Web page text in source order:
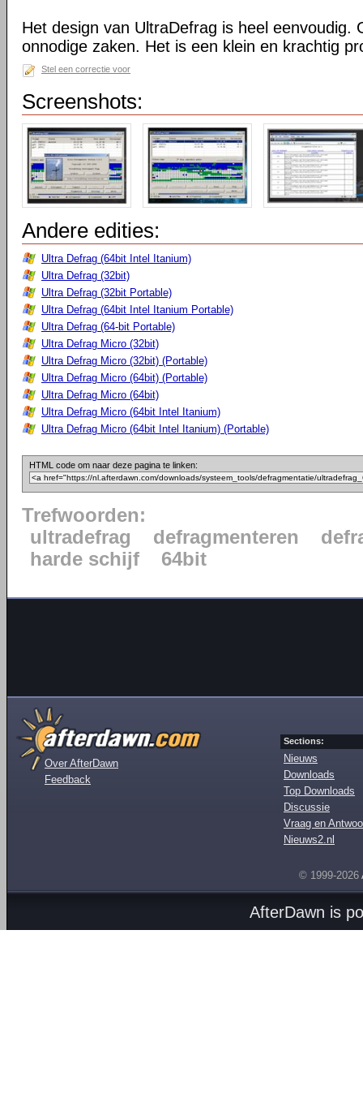
Het design van UltraDefrag is heel eenvoudig.
onnodige zaken. Het is een klein en krachtig
Stel een correctie voor
Screenshots:
Andere edities:
Ultra Defrag (64bit Intel Itanium)
Ultra Defrag (32bit)
Ultra Defrag (32bit Portable)
Ultra Defrag (64bit Intel Itanium Portable)
Ultra Defrag (64-bit Portable)
Ultra Defrag Micro (32bit)
Ultra Defrag Micro (32bit) (Portable)
Ultra Defrag Micro (64bit) (Portable)
Ultra Defrag Micro (64bit)
Ultra Defrag Micro (64bit Intel Itanium)
Ultra Defrag Micro (64bit Intel Itanium) (Portable)
HTML code om naar deze pagina te linken:
Trefwoorden:
ultradefrag
defragmenteren
harde schijf
64bit
Over AfterDawn
Feedback
Sections:
Nieuws
Downloads
Top Downloads
Discussie
Vraag en
Nieuws2.nl
© 1999-2026
AfterDawn is